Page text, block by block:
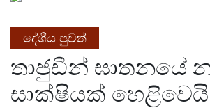
දේශීය පුවත්
තාජුඩීන් ඝාතනයේ
සාක්ෂියක් හෙළිවෙයි